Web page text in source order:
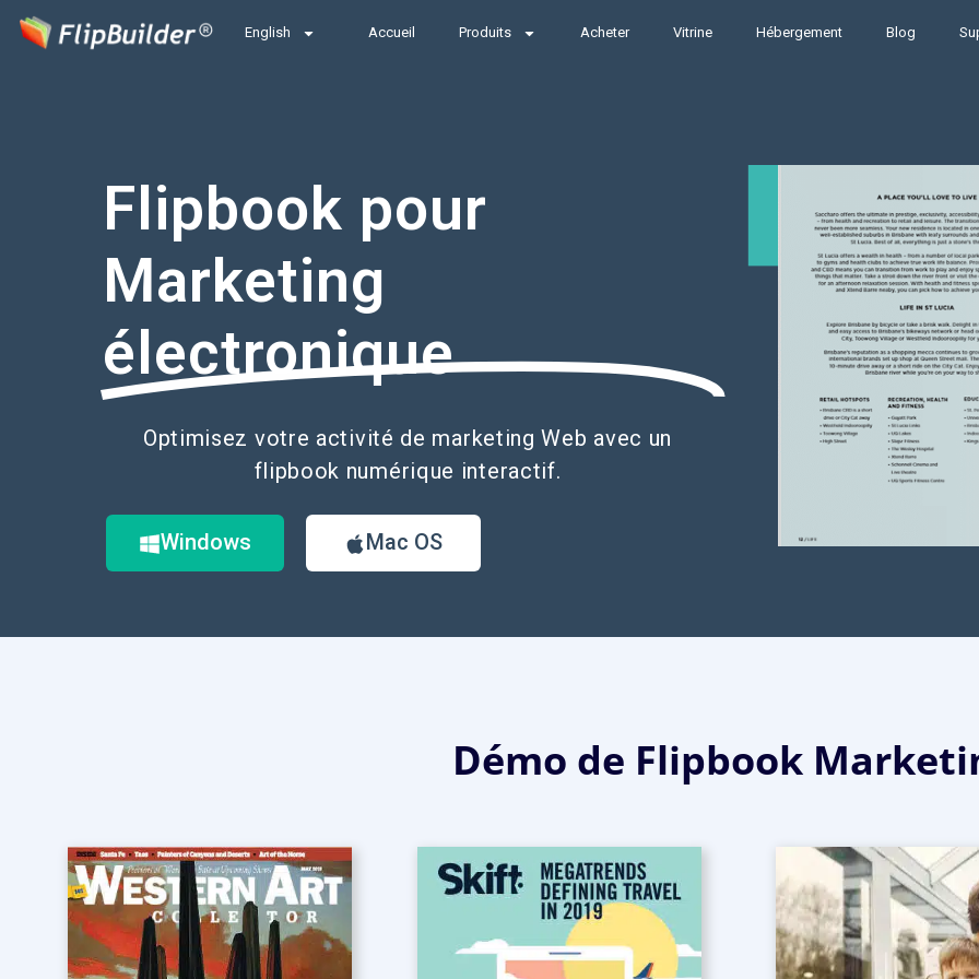
English Accueil Produits Acheter Vitrine Hébergement Blog
Flipbook pour
Marketing
électronique
Optimisez votre activité de marketing Web avec un
flipbook numérique interactif.
Windows Mac OS
Démo de Flipbook